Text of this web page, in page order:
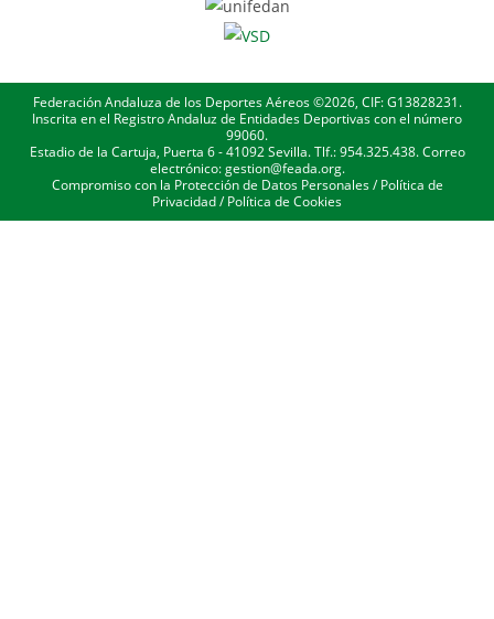
Federación Andaluza de los Deportes Aéreos ©2026, CIF: G13828231.
Inscrita en el Registro Andaluz de Entidades Deportivas con el número
99060.
Estadio de la Cartuja, Puerta 6 - 41092 Sevilla. Tlf.: 954.325.438. Correo
electrónico: gestion@feada.org.
Compromiso con la Protección de Datos Personales/Política de
Privacidad/Política de Cookies